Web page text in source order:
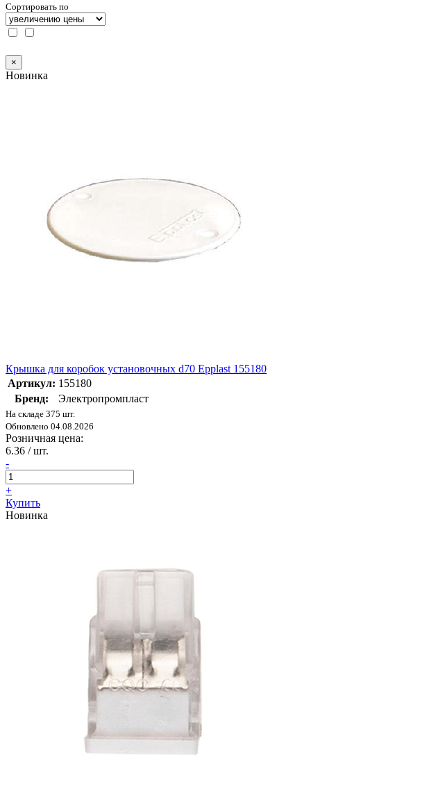
Сортировать по
×
Новинка
Крышка для коробок установочных d70 Epplast 155180
Артикул: 155180
Бренд:
Электропромпласт
На складе 375 шт.
Обновлено 04.08.2026
Розничная цена:
6.36 / шт.
-
+
Купить
Новинка